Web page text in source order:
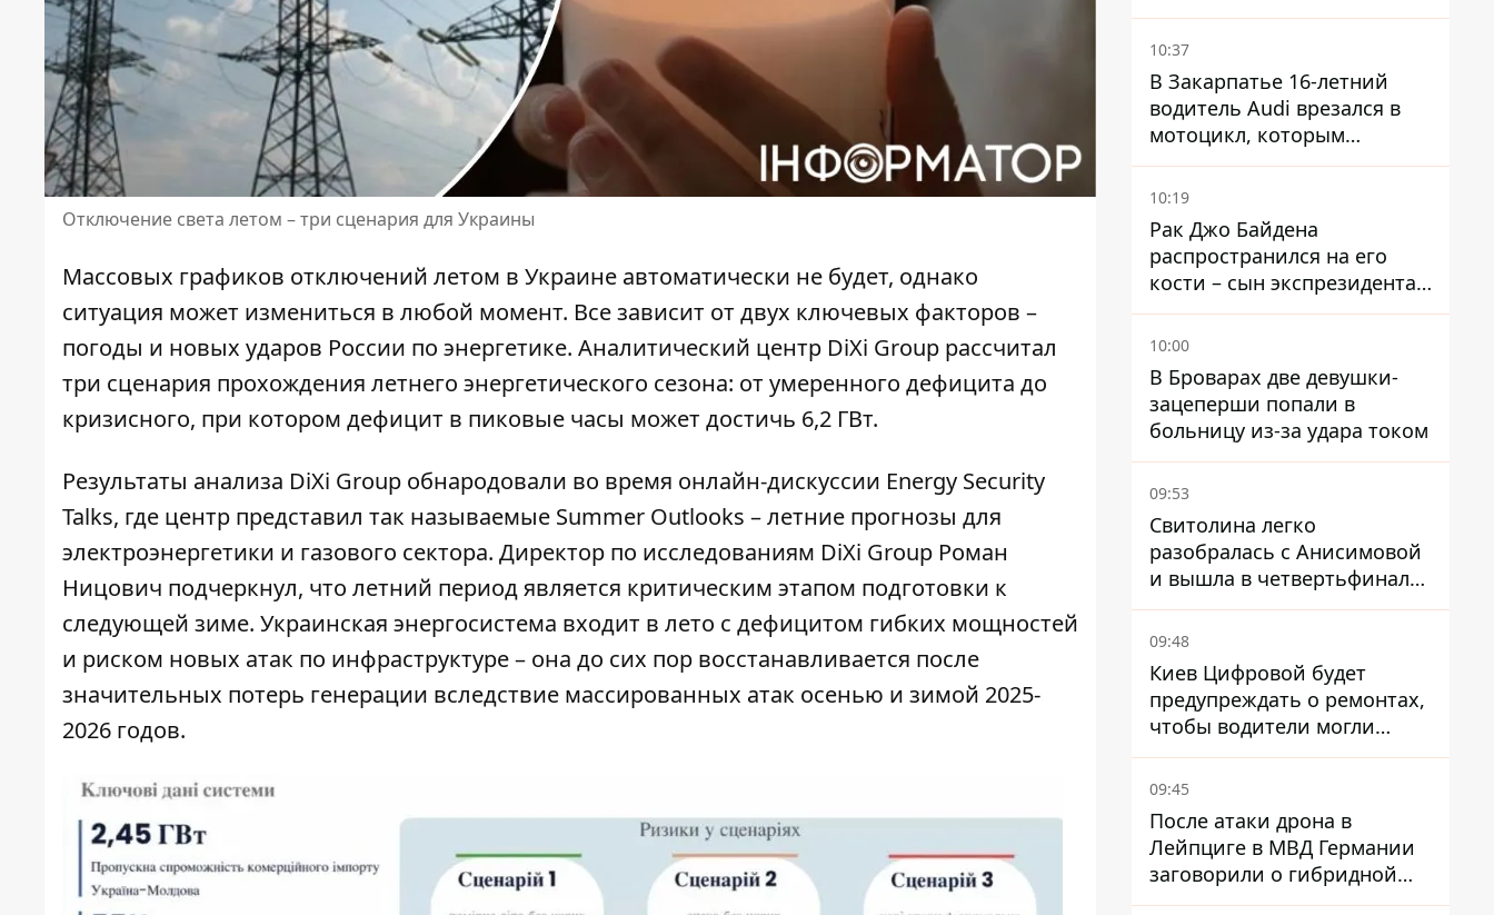
Отключение света летом – три сценария для Украины
Массовых графиков отключений летом в Украине автоматически не будет, однако
ситуация может измениться в любой момент. Все зависит от двух ключевых факторов –
погоды и новых ударов России по энергетике. Аналитический центр DiXi Group рассчитал
три сценария прохождения летнего энергетического сезона: от умеренного дефицита до
кризисного, при котором дефицит в пиковые часы может достичь 6,2 ГВт.
Результаты анализа DiXi Group обнародовали во время онлайн-дискуссии Energy Security
Talks, где центр представил так называемые Summer Outlooks – летние прогнозы для
электроэнергетики и газового сектора. Директор по исследованиям DiXi Group Роман
Ницович подчеркнул, что летний период является критическим этапом подготовки к
следующей зиме. Украинская энергосистема входит в лето с дефицитом гибких мощностей
и риском новых атак по инфраструктуре – она до сих пор восстанавливается после
значительных потерь генерации вследствие массированных атак осенью и зимой 2025-
2026 годов.
ограничения
водоснабжения
10:37
В Закарпатье 16-летний
водитель Audi врезался в
мотоцикл, которым
управлял 10-летний
мальчик
10:19
Рак Джо Байдена
распространился на его
кости – сын экспрезидента
США рассказал, что болезнь
отца прогрессирует
10:00
В Броварах две девушки-
зацеперши попали в
больницу из-за удара током
09:53
Свитолина легко
разобралась с Анисимовой
и вышла в четвертьфинал
турнира в Торонто
09:48
Киев Цифровой будет
предупреждать о ремонтах,
чтобы водители могли
избегать участков с
пробками
09:45
После атаки дрона в
Лейпциге в МВД Германии
заговорили о гибридной
войне – мы ежедневно цель